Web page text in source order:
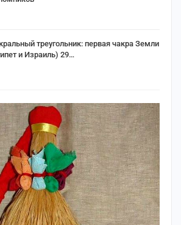
треугольник: первая чакра Земли
и Израиль) 29…